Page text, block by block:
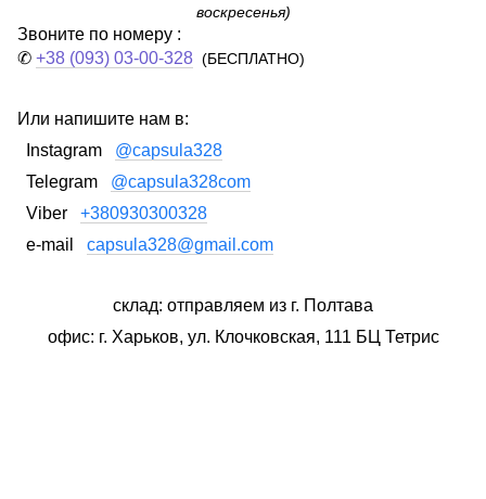
воскресенья)
Звоните по номеру :
✆ +38 (093) 03-00-328 (БЕСПЛАТНО)
Или напишите нам в:
Instagram @capsula328
Telegram @capsula328com
Viber +380930300328
e-mail capsula328@gmail.com
склад: отправляем из г. Полтава
офис: г. Харьков, ул. Клочковская, 111 БЦ Тетрис